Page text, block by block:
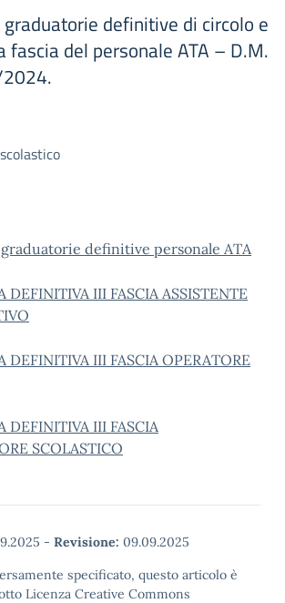
definitive di circolo e
fascia del personale ATA – D.M.
definitive personale ATA
DEFINITIVA III FASCIA ASSISTENTE
DEFINITIVA III FASCIA OPERATORE
DEFINITIVA III FASCIA
SCOLASTICO
- Revisione: 09.09.2025
specificato, questo articolo è
Licenza Creative Commons